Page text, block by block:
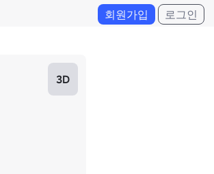
회원가입 로그인
3D